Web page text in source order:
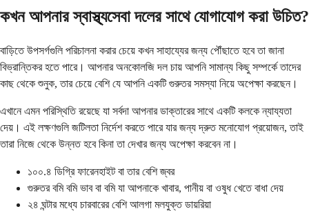
কখন আপনার স্বাস্থ্যসেবা দলের সাথে যোগাযোগ করা উচিত?
বাড়িতে উপসর্গগুলি পরিচালনা করার চেয়ে কখন সাহায্যের জন্য পৌঁছাতে হবে তা জানা
বিভ্রান্তিকর হতে পারে। আপনার অনকোলজি দল চায় আপনি সামান্য কিছু সম্পর্কে তাদের
কাছ থেকে শুনুক, তার চেয়ে বেশি যে আপনি একটি গুরুতর সমস্যা নিয়ে অপেক্ষা করছেন।
এখানে এমন পরিস্থিতি রয়েছে যা সর্বদা আপনার ডাক্তারের সাথে একটি কলকে ন্যায্যতা
দেয়। এই লক্ষণগুলি জটিলতা নির্দেশ করতে পারে যার জন্য দ্রুত মনোযোগ প্রয়োজন, তাই
তারা নিজে থেকে উন্নত হবে কিনা তা দেখার জন্য অপেক্ষা করবেন না।
১০০.৪ ডিগ্রি ফারেনহাইট বা তার বেশি জ্বর
গুরুতর বমি বমি ভাব বা বমি যা আপনাকে খাবার, পানীয় বা ওষুধ খেতে বাধা দেয়
২৪ ঘন্টার মধ্যে চারবারের বেশি আলগা মলযুক্ত ডায়রিয়া